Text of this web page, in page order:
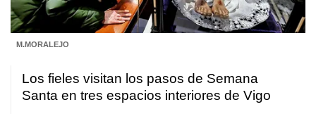
M.MORALEJO
Los fieles visitan los pasos de Semana
Santa en tres espacios interiores de Vigo